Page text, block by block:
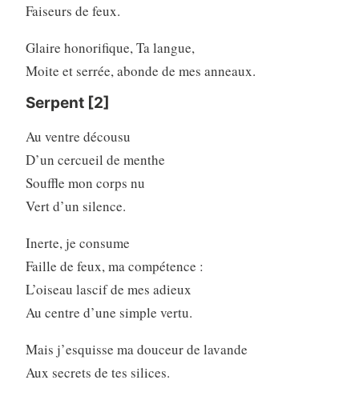
Faiseurs de feux.
Glaire honorifique, Ta langue,
Moite et serrée, abonde de mes anneaux.
Serpent [2]
Au ventre décousu
D’un cercueil de menthe
Souffle mon corps nu
Vert d’un silence.
Inerte, je consume
Faille de feux, ma compétence :
L’oiseau lascif de mes adieux
Au centre d’une simple vertu.
Mais j’esquisse ma douceur de lavande
Aux secrets de tes silices.